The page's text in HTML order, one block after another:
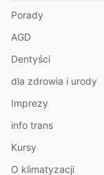
Porady
AGD
Dentyści
dla zdrowia i urody
Imprezy
info trans
Kursy
O klimatyzacji